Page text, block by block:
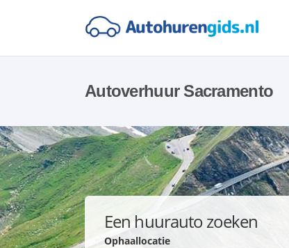
Autoverhuur Sacramento
Een huurauto zoeken
Ophaallocatie